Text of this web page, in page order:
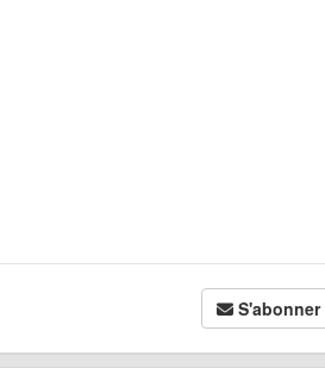
S'abonner